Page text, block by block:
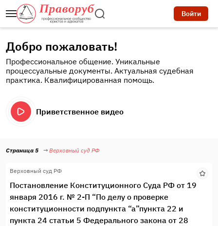
Войти
Добро пожаловать!
Профессиональное общение. Уникальные
процессуальные документы. Актуальная судебная
практика. Квалифицированная помощь.
Приветственное видео
Страница 5 Верховный суд РФ
Верховный суд РФ
Постановление Конституционного Суда РФ от 19
января 2016 г. № 2-П “По делу о проверке
конституционности подпункта “а”пункта 22 и
пункта 24 статьи 5 Федерального закона от 28